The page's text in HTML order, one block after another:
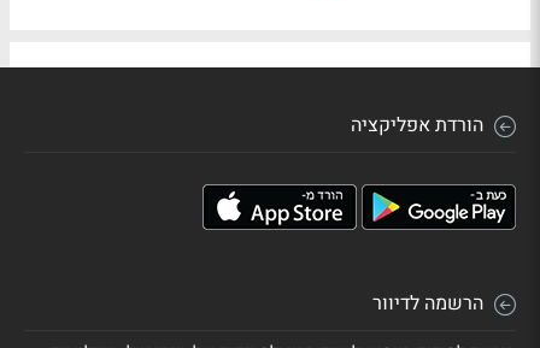
הורדת אפליקציה
הרשמה לדיוור